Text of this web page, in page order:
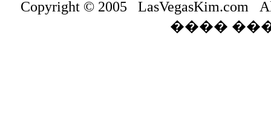
Copyright © 2005
����